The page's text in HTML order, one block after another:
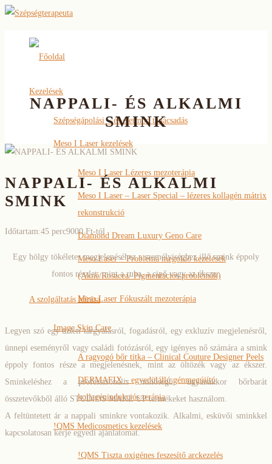
Főoldal
Kezelések
Szépségápolási – és életmód tanácsadás
Meso I Laser kezelések
Meso I Laser Lézeres mezoterápia
Meso I Laser – Laser Special – lézeres kollagén mátrix
rekonstrukció
Diamond Dream Luxury Geno Care
Meso Laser – Probléma megoldó kezelések
(Akné/Rosacea/ Pigmentációs problémák)
Meso Laser Fókuszált mezoterápia
Image Skin Care
A ragyogó bőr titka – Clinical Couture Designer Peels
DERMAFIX – egyedülálló génmegújító
kollagénindukciós terápia
!QMS Medicosmetics kezelések
!QMS Tiszta oxigénes feszesítő arckezelés
NAPPALI- ÉS ALKALMI
SMINK
NAPPALI- ÉS ALKALMI
SMINK
Időtartam:45 perc9000 Ft-tól
Egy hölgy tökéletes megjelenéséhez a személyiséghez illő smink éppoly
fontos részlet, mint a ruha, a cipő vagy az ékszer.
A szolgáltatás leírása
Legyen szó egy üzleti tárgyalásról, fogadásról, egy exkluzív megjelenésről,
ünnepi eseményről vagy családi fotózásról, egy igényes nő számára a smink
éppoly fontos része a megjelenésnek, mint az öltözék vagy az ékszer.
Sminkeléshez a professzionális minőségű, ugyanakkor bőrbarát
összetevőkből álló STUDIOS MAKE UP termékeket használom.
A feltüntetett ár a nappali sminkre vontakozik. Alkalmi, esküvői sminkkel
kapcsolatosan kérje egyedi ajánlatomat.